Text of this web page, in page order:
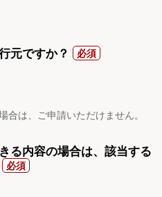
元ですか？
は、ご申請いただけません。
る内容の場合は、該当する